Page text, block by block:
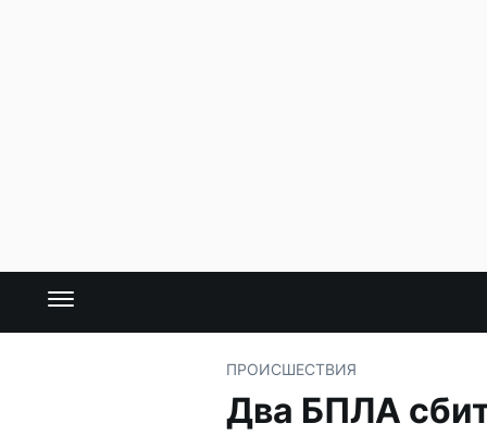
ПРОИСШЕСТВИЯ
Два БПЛА